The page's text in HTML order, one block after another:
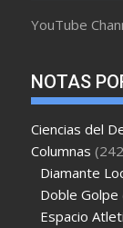
YouTube
NOTAS
Ciencias del
Columnas
Diamante
Doble Golpe
Espacio